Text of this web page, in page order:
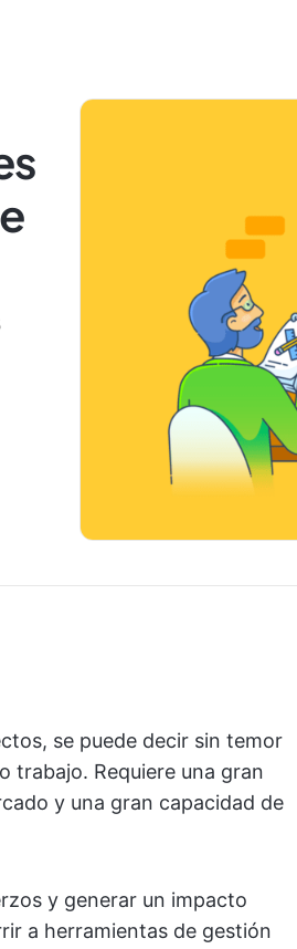
se puede decir sin temor
trabajo. Requiere una gran
y una gran capacidad de
y generar un impacto
a herramientas de gestión